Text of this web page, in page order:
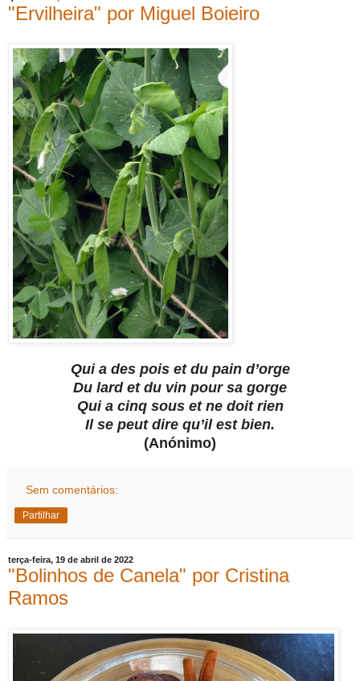
"Ervilheira" por Miguel Boieiro
Qui a des pois et du pain d’orge
Du lard et du vin pour sa gorge
Qui a cinq sous et ne doit rien
Il se peut dire qu’il est bien.
(Anónimo)
Sem comentários:
Partilhar
terça-feira, 19 de abril de 2022
"Bolinhos de Canela" por Cristina
Ramos